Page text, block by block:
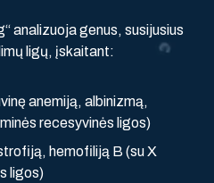
analizuoja genus, susijusius
ligų, įskaitant:
anemiją, albinizmą,
recesyvinės ligos)
hemofiliją B (su X
ligos)